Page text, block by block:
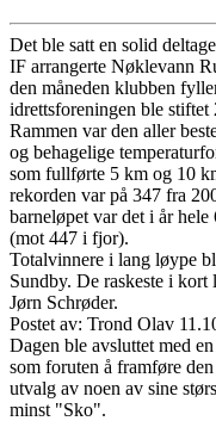
Det ble satt en solid
IF arrangerte Nøklevann
den måneden klubben
idrettsforeningen ble stiftet
Rammen var den aller
og behagelige
som fullførte 5 km og 10
rekorden var på 347 fra
barneløpet var det i år hele
(mot 447 i fjor).
Totalvinnere i lang løype
Sundby. De raskeste i
Jørn Schrøder.
Postet av: Trond Olav
Dagen ble avsluttet med
som foruten å framføre
utvalg av noen av sine
minst "Sko".